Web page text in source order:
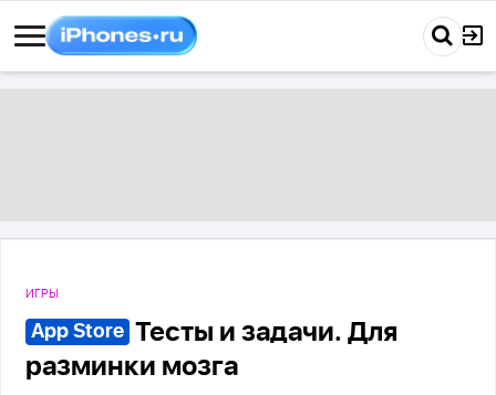
ИГРЫ
App Store Тесты и задачи. Для
разминки мозга